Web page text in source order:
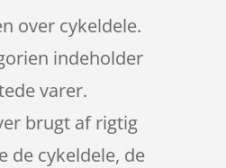
over cykeldele.
indeholder
varer.
brugt af rigtig
de cykeldele, de